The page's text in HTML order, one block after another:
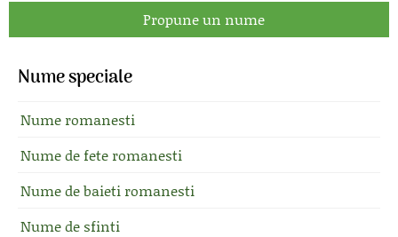
Propune un nume
Nume speciale
Nume romanesti
Nume de fete romanesti
Nume de baieti romanesti
Nume de sfinti